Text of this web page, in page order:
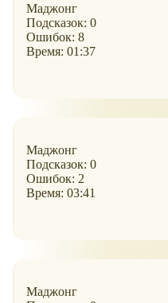
Маджонг
Подсказок: 0
Ошибок: 8
Время: 01:37
Маджонг
Подсказок: 0
Ошибок: 2
Время: 03:41
Маджонг